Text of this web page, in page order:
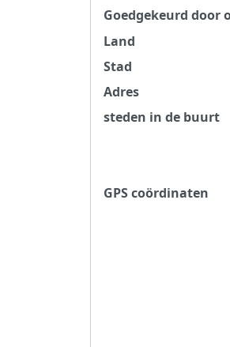
Goedgekeurd door
Land
Stad
Adres
steden in de buurt
GPS coördinaten